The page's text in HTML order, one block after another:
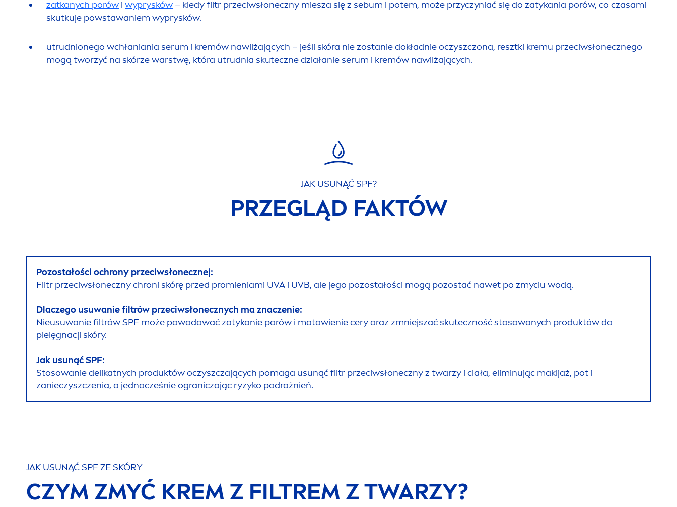
zatkanych porów i wyprysków – kiedy filtr przeciwsłoneczny miesza się z sebum i potem, może przyczyniać się do zatykania porów, co czasami
skutkuje powstawaniem wyprysków.
utrudnionego wchłaniania serum i kremów nawilżających – jeśli skóra nie zostanie dokładnie oczyszczona, resztki kremu przeciwsłonecznego
mogą tworzyć na skórze warstwę, która utrudnia skuteczne działanie serum i kremów nawilżających.
JAK USUNĄĆ SPF?
PRZEGLĄD FAKTÓW
Pozostałości ochrony przeciwsłonecznej:
Filtr przeciwsłoneczny chroni skórę przed promieniami UVA i UVB, ale jego pozostałości mogą pozostać nawet po zmyciu wodą.
Dlaczego usuwanie filtrów przeciwsłonecznych ma znaczenie:
Nieusuwanie filtrów SPF może powodować zatykanie porów i matowienie cery oraz zmniejszać skuteczność stosowanych produktów do
pielęgnacji skóry.
Jak usunąć SPF:
Stosowanie delikatnych produktów oczyszczających pomaga usunąć filtr przeciwsłoneczny z twarzy i ciała, eliminując makijaż, pot i
zanieczyszczenia, a jednocześnie ograniczając ryzyko podrażnień.
JAK USUNĄĆ SPF ZE SKÓRY
CZYM ZMYĆ KREM Z FILTREM Z TWARZY?